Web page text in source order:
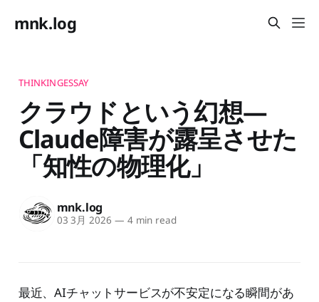
mnk.log
THINKINGESSAY
クラウドという幻想—
Claude障害が露呈させた
「知性の物理化」
mnk.log
03 3月 2026 — 4 min read
最近、AIチャットサービスが不安定になる瞬間があ